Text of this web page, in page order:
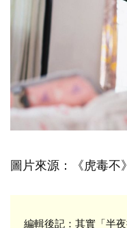
圖片來源：《虎毒不
編輯後記：其實「半